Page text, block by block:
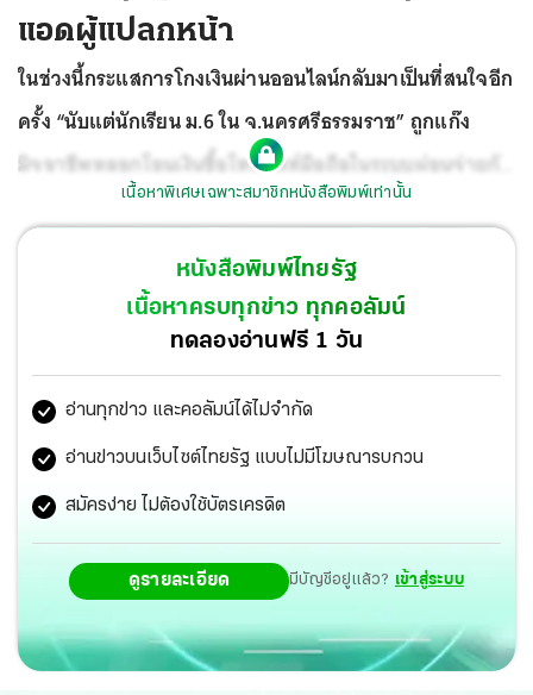
แอดผู้แปลกหน้า
ในช่วงนี้กระแสการโกงเงินผ่านออนไลน์กลับมาเป็นที่สนใจอีก
ครั้ง “นับแต่นักเรียน ม.6 ใน จ.นครศรีธรรมราช” ถูกแก๊ง
มิจฉาชีพหลอกโอนเงินซื้อโทรศัพท์มือถือในระบบผ่อนจ่ายกับ
ร้านค้าออนไลน์ไปเกือบ 20,000 บาท แต่กลับไม่ได้โทรศัพท์
จนเครียดคิดสั้นฆ่าตัวตาย
เนื้อหาพิเศษเฉพาะสมาชิกหนังสือพิมพ์เท่านั้น
หนังสือพิมพ์ไทยรัฐ
เนื้อหาครบทุกข่าว ทุกคอลัมน์
ทดลองอ่านฟรี 1 วัน
อ่านทุกข่าว และคอลัมน์ได้ไม่จำกัด
อ่านข่าวบนเว็บไซต์ไทยรัฐ แบบไม่มีโฆษณารบกวน
สมัครง่าย ไม่ต้องใช้บัตรเครดิต
ดูรายละเอียด มีบัญชีอยู่แล้ว? เข้าสู่ระบบ